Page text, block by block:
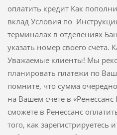
оплатить кредит Как
вклад Условия по
терминалах в отделениях
указать номер своего счета.
Уважаемые клиенты! Мы
планировать платежи по
помните, что сумма
на Вашем счете в
сможете в Ренессанс
того, как зарегистрируетесь